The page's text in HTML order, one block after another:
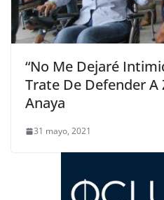
“No Me Dejaré
Trate De Defender A
Anaya
31 mayo, 2021